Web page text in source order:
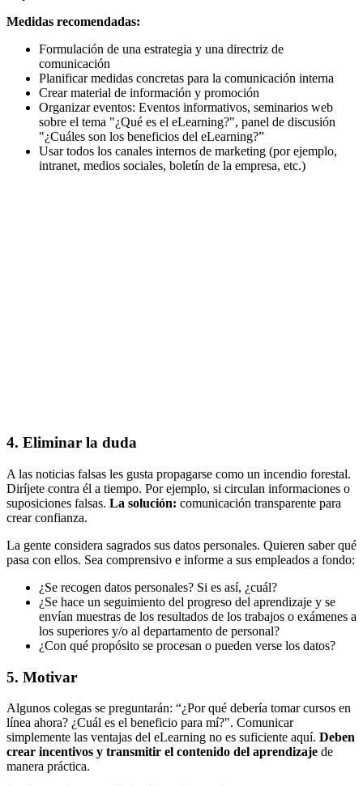
Medidas recomendadas:
Formulación de una estrategia y una directriz de
comunicación
Planificar medidas concretas para la comunicación interna
Crear material de información y promoción
Organizar eventos: Eventos informativos, seminarios web
sobre el tema "¿Qué es el eLearning?", panel de discusión
"¿Cuáles son los beneficios del eLearning?”
Usar todos los canales internos de marketing (por ejemplo,
intranet, medios sociales, boletín de la empresa, etc.)
4. Eliminar la duda
A las noticias falsas les gusta propagarse como un incendio forestal.
Diríjete contra él a tiempo. Por ejemplo, si circulan informaciones o
suposiciones falsas. La solución: comunicación transparente para
crear confianza.
La gente considera sagrados sus datos personales. Quieren saber qué
pasa con ellos. Sea comprensivo e informe a sus empleados a fondo:
¿Se recogen datos personales? Si es así, ¿cuál?
¿Se hace un seguimiento del progreso del aprendizaje y se
envían muestras de los resultados de los trabajos o exámenes a
los superiores y/o al departamento de personal?
¿Con qué propósito se procesan o pueden verse los datos?
5. Motivar
Algunos colegas se preguntarán: “¿Por qué debería tomar cursos en
línea ahora? ¿Cuál es el beneficio para mí?". Comunicar
simplemente las ventajas del eLearning no es suficiente aquí. Deben
crear incentivos y transmitir el contenido del aprendizaje de
manera práctica.